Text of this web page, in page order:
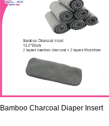
Bamboo Charcoal Diaper Insert